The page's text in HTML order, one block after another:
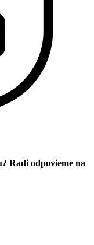
Radi odpovieme na